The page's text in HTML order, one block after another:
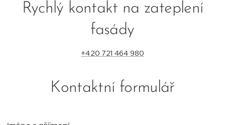
Rychlý kontakt na zateplení
fasády
+420 721 464 980
Kontaktní formulář